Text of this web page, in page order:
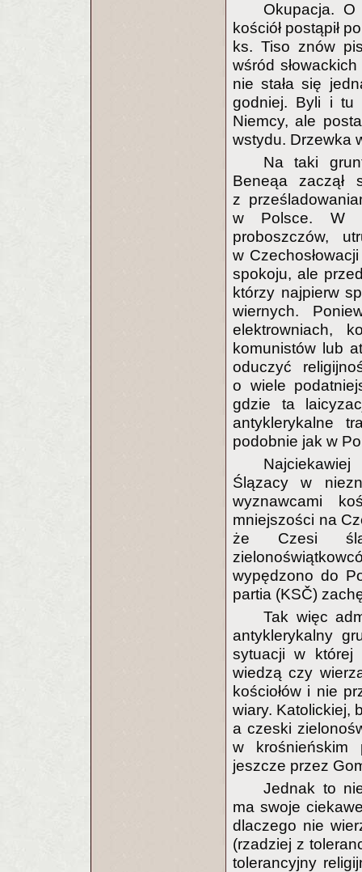
Okupacja.
kościół postąpił
ks. Tiso znów
wśród
nie stała się
godniej. Byli i tu
Niemcy, ale
wstydu. Drzewka
Na taki
Beneąa zaczął
z
w Polsce. W
proboszczów,
w
spokoju, ale
którzy najpierw
wiernych.
elektrowniach,
komunistów lub
oduczyć
o wiele
gdzie ta
antyklerykalne
podobnie jak w
Ślązacy w
wyznawcami
mniejszości na
że Czesi
wypędzono do
partia (KSČ)
Tak więc
antyklerykalny
sytuacji w której
wiedzą czy
kościołów i nie
wiary. Katolickiej,
a czeski
w krośnieńskim
jeszcze przez
Jednak to
ma swoje
dlaczego nie
(rzadziej z
tolerancyjny